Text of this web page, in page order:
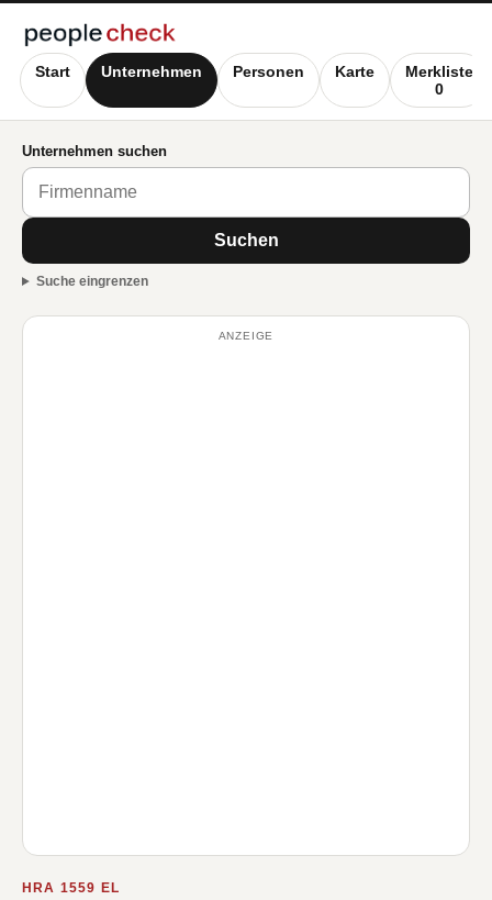
Start Unternehmen Personen Karte
Merkliste
0
Unternehmen suchen
Suchen
Suche eingrenzen
ANZEIGE
HRA 1559 EL